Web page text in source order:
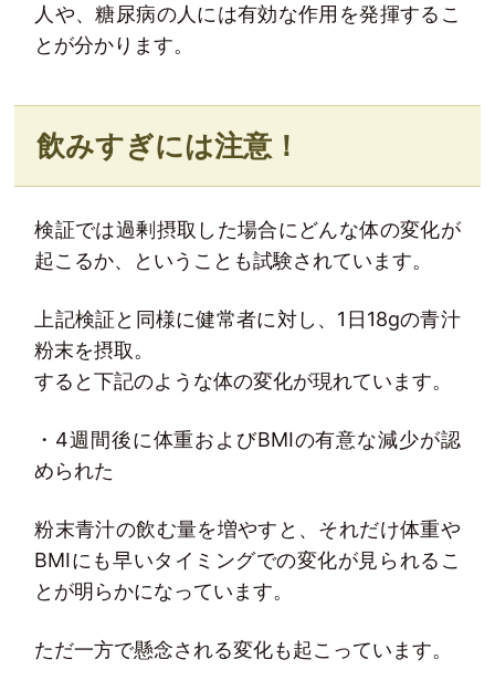
人や、糖尿病の人には有効な作用を発揮するこ
とが分かります。
飲みすぎには注意！
検証では過剰摂取した場合にどんな体の変化が
起こるか、ということも試験されています。
上記検証と同様に健常者に対し、1日18gの青汁
粉末を摂取。
すると下記のような体の変化が現れています。
・4週間後に体重およびBMIの有意な減少が認
められた
粉末青汁の飲む量を増やすと、それだけ体重や
BMIにも早いタイミングでの変化が見られるこ
とが明らかになっています。
ただ一方で懸念される変化も起こっています。